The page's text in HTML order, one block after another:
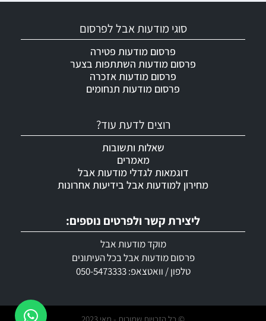
ליצירת קשר ולפרטים נוספים:
מוקד מודעות אבל
פרסום מודעות אבל בכל העיתונים
טלפון / וואטצאפ: 050-5473333
רוצים לדעת עוד?
שאלות ותשובות
מאמרים
דוגמאות לגדלי מודעות אבל
מחירון למודעות אבל בידיעות אחרונות
סוגי מודעות אבל לפרסום
פרסום מודעות פטירה
פרסום מודעות השתתפות בצער
פרסום מודעות אזכרה
פרסום מודעות תנחומים